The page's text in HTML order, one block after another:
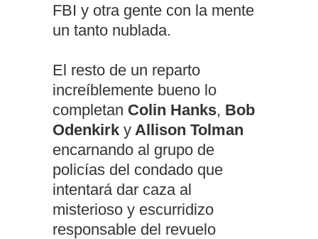
FBI y otra gente con la mente
un tanto nublada.
El resto de un reparto
increíblemente bueno lo
completan Colin Hanks, Bob
Odenkirk y Allison Tolman
encarnando al grupo de
policías del condado que
intentará dar caza al
misterioso y escurridizo
responsable del revuelo